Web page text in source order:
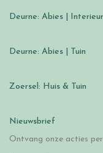
Deurne: Abies | Interieur
Deurne: Abies | Tuin
Zoersel: Huis & Tuin
Nieuwsbrief
Ontvang onze acties